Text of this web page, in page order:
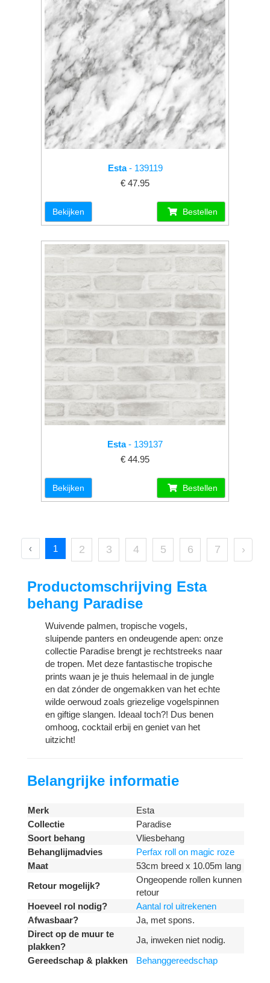
Esta- 139119
€ 47.95
Bekijken Bestellen
Esta- 139137
€ 44.95
Bekijken Bestellen
‹ 1 2 3 4 5 6 7 ›
Productomschrijving Esta
behang Paradise
Wuivende palmen, tropische vogels,
sluipende panters en ondeugende apen: onze
collectie Paradise brengt je rechtstreeks naar
de tropen. Met deze fantastische tropische
prints waan je je thuis helemaal in de jungle
en dat zónder de ongemakken van het echte
wilde oerwoud zoals griezelige vogelspinnen
en giftige slangen. Ideaal toch?! Dus benen
omhoog, cocktail erbij en geniet van het
uitzicht!
Belangrijke informatie
Merk
Esta
Collectie
Paradise
Soort behang
Vliesbehang
Behanglijmadvies
Perfax roll on magic roze
Maat
53cm breed x 10.05m lang
Retour mogelijk?
Ongeopende rollen kunnen
retour
Hoeveel rol nodig?
Aantal rol uitrekenen
Afwasbaar?
Ja, met spons.
Direct op de muur te
plakken?
Ja, inweken niet nodig.
Gereedschap & plakken
Behanggereedschap